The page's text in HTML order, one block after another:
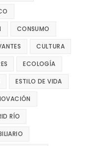
CONSUMO
CULTURA
ECOLOGÍA
ESTILO DE VIDA
RÍO